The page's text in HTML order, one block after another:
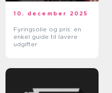
10. december 2025
Fyringsolie og pris: en
enkel guide til lavere
udgifter